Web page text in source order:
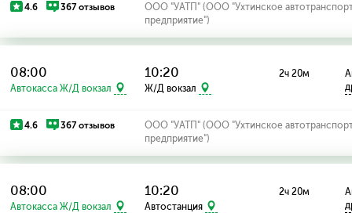
4.6 367 отзывов
ООО "УАТП" (ООО "Ухтинское
предприятие")
08:00
Автокасса Ж/Д вокзал
10:20
Ж/Д вокзал
2ч 20м
4.6 367 отзывов
ООО "УАТП" (ООО "Ухтинское
предприятие")
08:00
Автокасса Ж/Д вокзал
10:20
Автостанция
2ч 20м